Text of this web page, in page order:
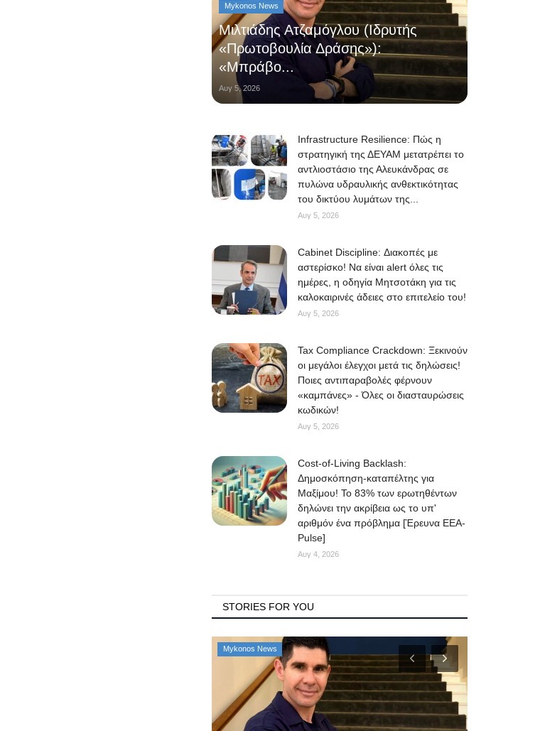
Mykonos News
Μιλτιάδης Ατζαμόγλου (Ιδρυτής
«Πρωτοβουλία Δράσης»):
«Μπράβο...
Αυγ 5, 2026
Infrastructure Resilience: Πώς η
στρατηγική της ΔΕΥΑΜ μετατρέπει το
αντλιοστάσιο της Αλευκάνδρας σε
πυλώνα υδραυλικής ανθεκτικότητας
του δικτύου λυμάτων της...
Αυγ 5, 2026
Cabinet Discipline: Διακοπές με
αστερίσκο! Να είναι alert όλες τις
ημέρες, η οδηγία Μητσοτάκη για τις
καλοκαιρινές άδειες στο επιτελείο του!
Αυγ 5, 2026
Tax Compliance Crackdown: Ξεκινούν
οι μεγάλοι έλεγχοι μετά τις δηλώσεις!
Ποιες αντιπαραβολές φέρνουν
«καμπάνες» - Όλες οι διασταυρώσεις
κωδικών!
Αυγ 5, 2026
Cost-of-Living Backlash:
Δημοσκόπηση-καταπέλτης για
Μαξίμου! Το 83% των ερωτηθέντων
δηλώνει την ακρίβεια ως το υπ'
αριθμόν ένα πρόβλημα [Έρευνα ΕΕΑ-
Pulse]
Αυγ 4, 2026
STORIES FOR YOU
Mykonos Δ.Ε.Υ.Α. Μυκόνου